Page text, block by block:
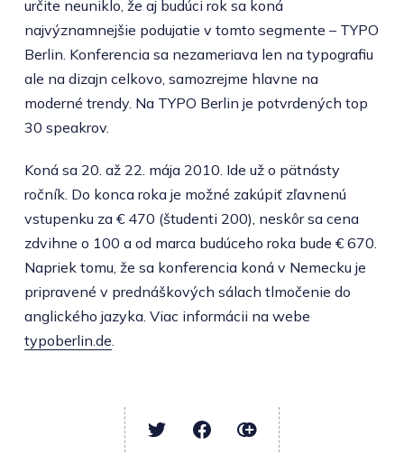
určite neuniklo, že aj budúci rok sa koná
najvýznamnejšie podujatie v tomto segmente – TYPO
Berlin. Konferencia sa nezameriava len na typografiu
ale na dizajn celkovo, samozrejme hlavne na
moderné trendy. Na TYPO Berlin je potvrdených top
30 speakrov.
Koná sa 20. až 22. mája 2010. Ide už o pätnásty
ročník. Do konca roka je možné zakúpiť zľavnenú
vstupenku za € 470 (študenti 200), neskôr sa cena
zdvihne o 100 a od marca budúceho roka bude € 670.
Napriek tomu, že sa konferencia koná v Nemecku je
pripravené v prednáškových sálach tlmočenie do
anglického jazyka. Viac informácii na webe
typoberlin.de